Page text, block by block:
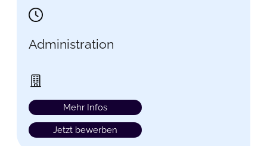
Administration
Mehr Infos
Jetzt bewerben